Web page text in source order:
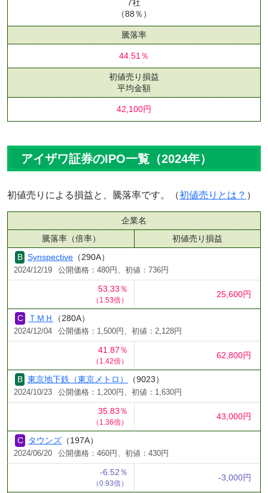
7社
（88％）
騰落率
44.51％
初値売り損益
平均金額
42,100円
アイザワ証券のIPO一覧（2024年）
初値売りによる損益と、騰落率です。（初値売りとは？ ）
企業名
騰落率（倍率）
初値売り損益
Synspective （290A）
2024/12/19 公開価格：480円、初値：736円
53.33％
（1.53倍）
25,600円
ＴＭＨ （280A）
2024/12/04 公開価格：1,500円、初値：2,128円
41.87％
（1.42倍）
62,800円
東京地下鉄（東京メトロ） （9023）
2024/10/23 公開価格：1,200円、初値：1,630円
35.83％
（1.36倍）
43,000円
タウンズ （197A）
2024/06/20 公開価格：460円、初値：430円
-6.52％
（0.93倍）
-3,000円